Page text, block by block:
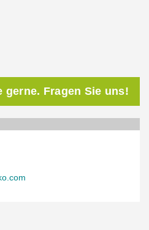
gerne. Fragen Sie uns!